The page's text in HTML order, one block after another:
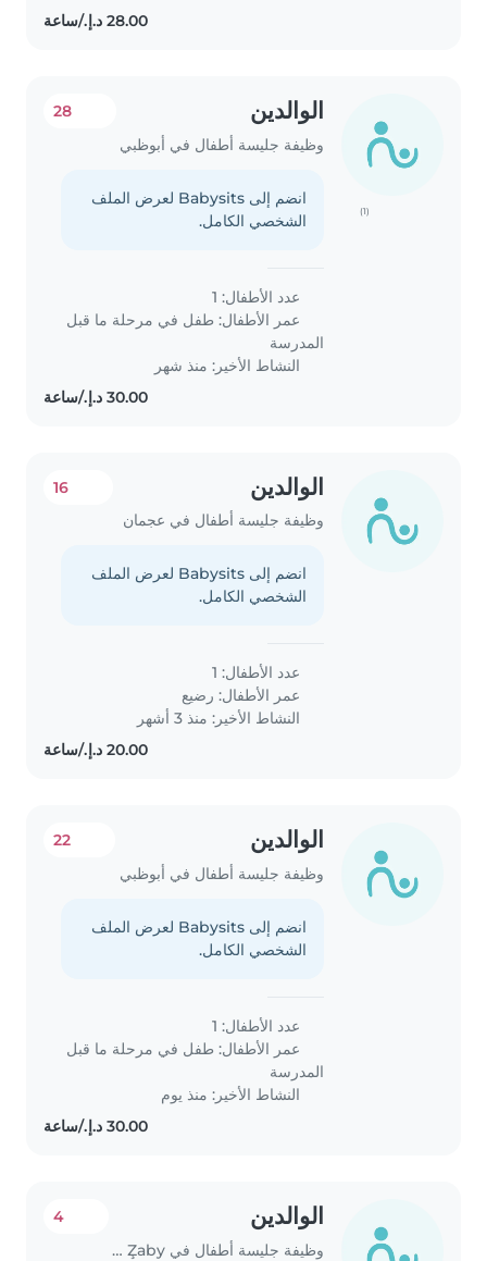
(1)
الوالدين
وظيفة جليسة أطفال في أبوظبي
28
انضم إلى Babysits لعرض الملف
الشخصي الكامل.
عدد الأطفال: 1
عمر الأطفال: طفل في مرحلة ما قبل
المدرسة
النشاط الأخير: منذ شهر
الوالدين
وظيفة جليسة أطفال في عجمان
16
انضم إلى Babysits لعرض الملف
الشخصي الكامل.
عدد الأطفال: 1
عمر الأطفال: رضيع
النشاط الأخير: منذ 3 أشهر
الوالدين
وظيفة جليسة أطفال في أبوظبي
22
انضم إلى Babysits لعرض الملف
الشخصي الكامل.
عدد الأطفال: 1
عمر الأطفال: طفل في مرحلة ما قبل
المدرسة
النشاط الأخير: منذ يوم
الوالدين
وظيفة جليسة أطفال في Jazīrat Abū Z̧aby
4